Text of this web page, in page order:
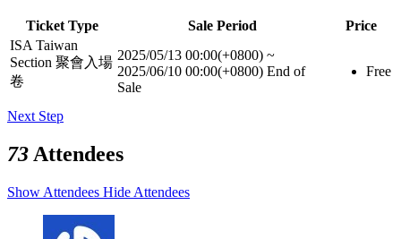
Ticket Type Sale Period
Price
ISA Taiwan
Section 聚會入場
卷
2025/05/13 00:00(+0800) ~
2025/06/10 00:00(+0800) End of
Sale
Free
Next Step
73Attendees
Show Attendees Hide Attendees